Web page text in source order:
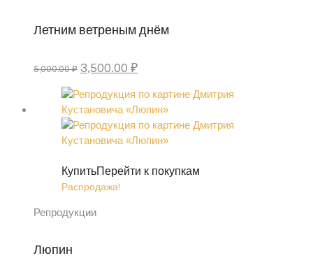
Летним ветреным днём
5,000.00 ₽ Первоначальная
составляла
5,000.00 ₽.
3,500.00 ₽Текущая
3,500.00 ₽.
КупитьПерейти к покупкам
Распродажа!
Репродукции
Люпин